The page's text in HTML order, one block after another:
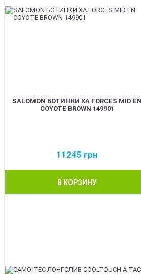
SALOMON БОТИНКИ XA FORCES MID EN
COYOTE BROWN 149901
11245 грн
В КОРЗИНУ